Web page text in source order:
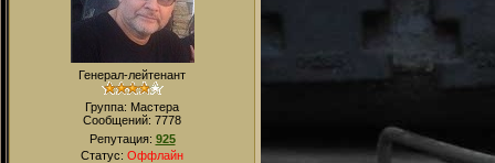
Генерал-лейтенант
Группа: Мастера
Сообщений: 7778
Репутация: 925
Статус: Оффлайн